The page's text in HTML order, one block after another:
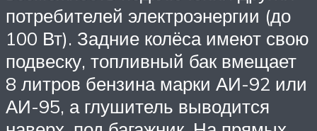
потребителей электроэнергии (до
100 Вт). Задние колёса имеют свою
подвеску, топливный бак вмещает
8 литров бензина марки АИ-92 или
АИ-95, а глушитель выводится